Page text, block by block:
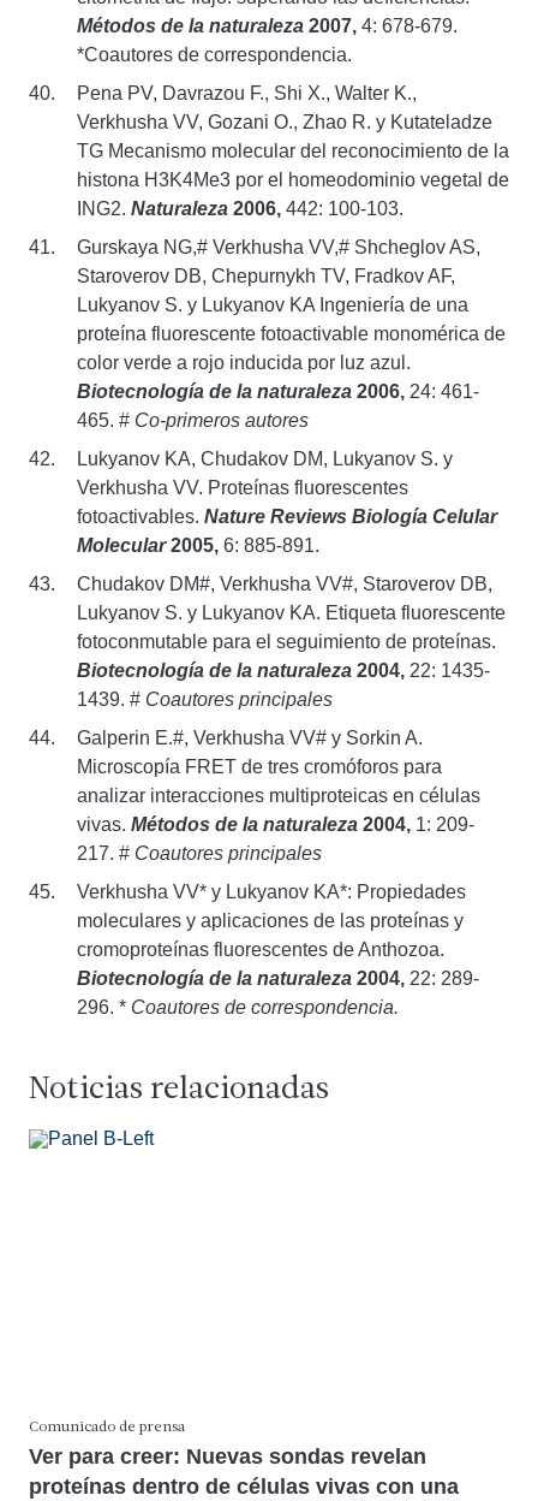
Métodos de la naturaleza 2007, 4: 678-679.
*Coautores de correspondencia.
Pena PV, Davrazou F., Shi X., Walter K.,
Verkhusha VV, Gozani O., Zhao R. y Kutateladze
TG Mecanismo molecular del reconocimiento de la
histona H3K4Me3 por el homeodominio vegetal de
ING2. Naturaleza 2006, 442: 100-103.
Gurskaya NG,# Verkhusha VV,# Shcheglov AS,
Staroverov DB, Chepurnykh TV, Fradkov AF,
Lukyanov S. y Lukyanov KA Ingeniería de una
proteína fluorescente fotoactivable monomérica de
color verde a rojo inducida por luz azul.
Biotecnología de la naturaleza 2006, 24: 461-
465. # Co-primeros autores
Lukyanov KA, Chudakov DM, Lukyanov S. y
Verkhusha VV. Proteínas fluorescentes
fotoactivables. Nature Reviews Biología Celular
Molecular2005, 6: 885-891.
Chudakov DM#, Verkhusha VV#, Staroverov DB,
Lukyanov S. y Lukyanov KA. Etiqueta fluorescente
fotoconmutable para el seguimiento de proteínas.
Biotecnología de la naturaleza 2004, 22: 1435-
1439. # Coautores principales
Galperin E.#, Verkhusha VV# y Sorkin A.
Microscopía FRET de tres cromóforos para
analizar interacciones multiproteicas en células
vivas. Métodos de la naturaleza 2004, 1: 209-
217. # Coautores principales
Verkhusha VV* y Lukyanov KA*: Propiedades
moleculares y aplicaciones de las proteínas y
cromoproteínas fluorescentes de Anthozoa.
Biotecnología de la naturaleza 2004, 22: 289-
296. * Coautores de correspondencia.
Noticias relacionadas
Comunicado de prensa
Ver para creer: Nuevas sondas revelan
proteínas dentro de células vivas con una